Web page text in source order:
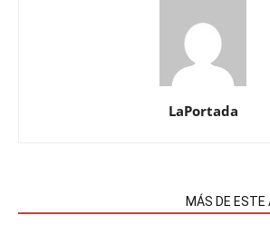
LaPortada
MÁS DE ESTE